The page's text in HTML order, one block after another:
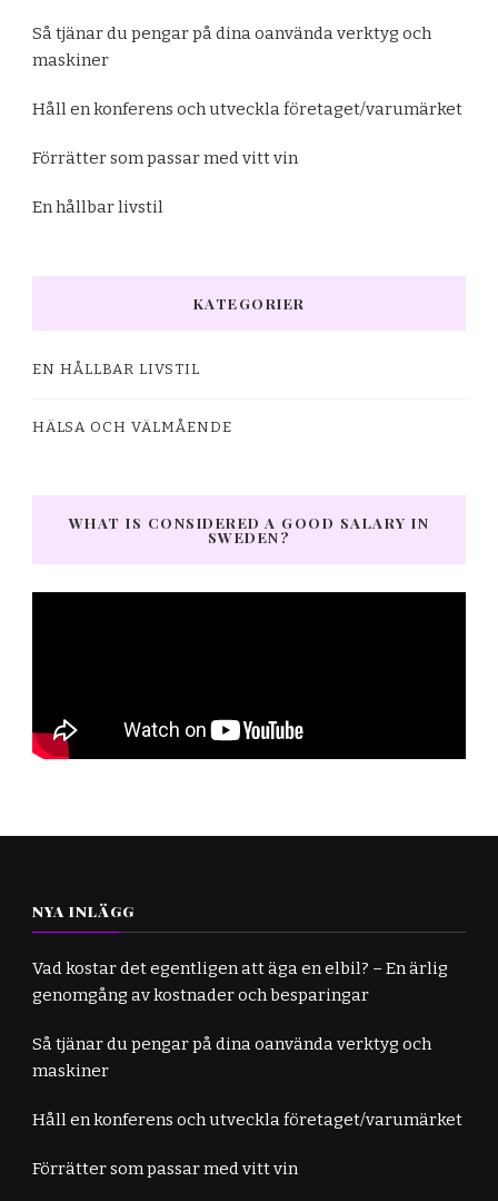
Så tjänar du pengar på dina oanvända verktyg och
maskiner
Håll en konferens och utveckla företaget/varumärket
Förrätter som passar med vitt vin
En hållbar livstil
KATEGORIER
EN HÅLLBAR LIVSTIL
HÄLSA OCH VÄLMÅENDE
WHAT IS CONSIDERED A GOOD SALARY IN
SWEDEN?
NYA INLÄGG
Vad kostar det egentligen att äga en elbil? – En ärlig
genomgång av kostnader och besparingar
Så tjänar du pengar på dina oanvända verktyg och
maskiner
Håll en konferens och utveckla företaget/varumärket
Förrätter som passar med vitt vin